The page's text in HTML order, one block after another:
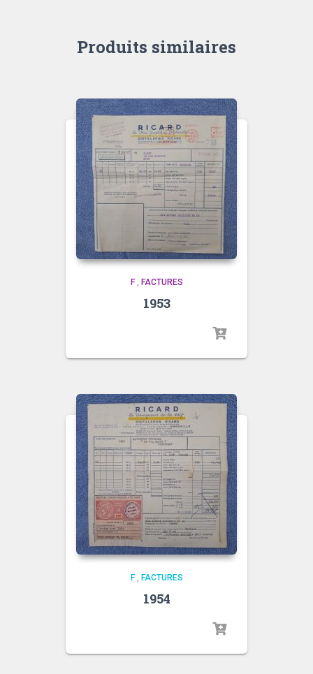
Produits similaires
F, FACTURES
1953
F, FACTURES
1954